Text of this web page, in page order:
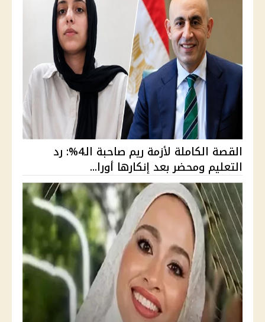
القصة الكاملة لأزمة ريم صاحبة الـ4%: رد
التعليم ومحضر بعد إنكارها أورا...